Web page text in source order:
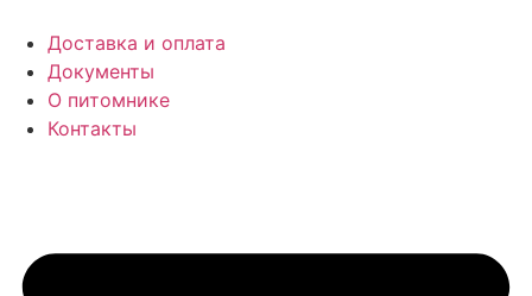
Доставка и оплата
Документы
О питомнике
Контакты